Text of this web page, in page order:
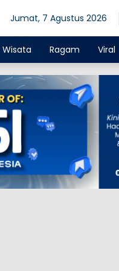
Jumat, 7 Agustus 2026
Wisata Ragam Viral